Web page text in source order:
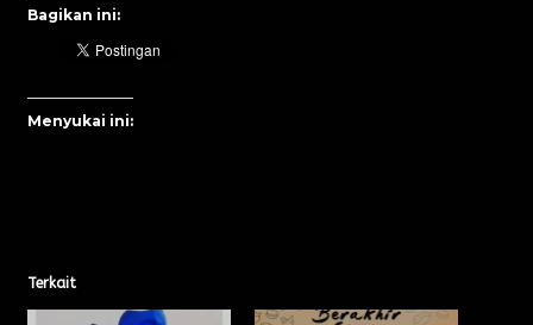
Bagikan ini:
Menyukai ini:
Terkait